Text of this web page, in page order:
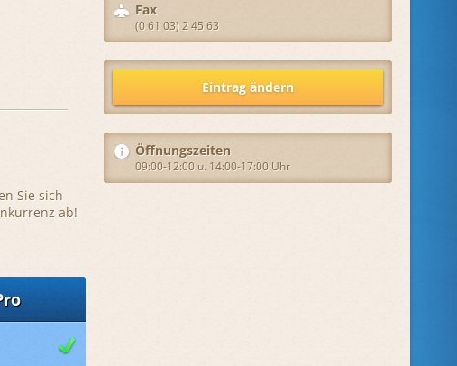
Fax
(0 61 03) 2 45 63
Eintrag ändern
Öffnungszeiten
09:00-12:00 u. 14:00-17:00 Uhr
Sie sich
ab!